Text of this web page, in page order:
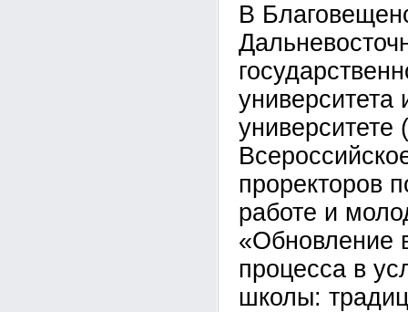
В
университета
проректоров
работе и
«Обновление
процесса в
школы: